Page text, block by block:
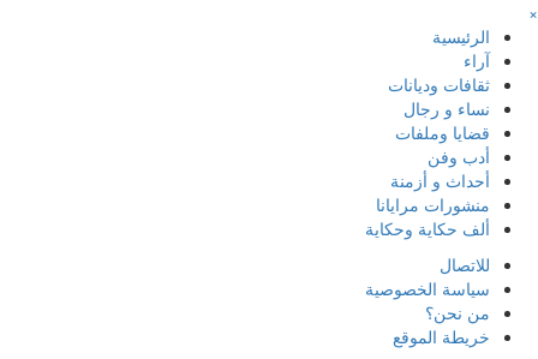
×
الرئيسية
آراء
ثقافات وديانات
نساء و رجال
قضايا وملفات
أدب وفن
أحداث و أزمنة
منشورات مرايانا
ألف حكاية وحكاية
للاتصال
سياسة الخصوصية
من نحن؟
خريطة الموقع